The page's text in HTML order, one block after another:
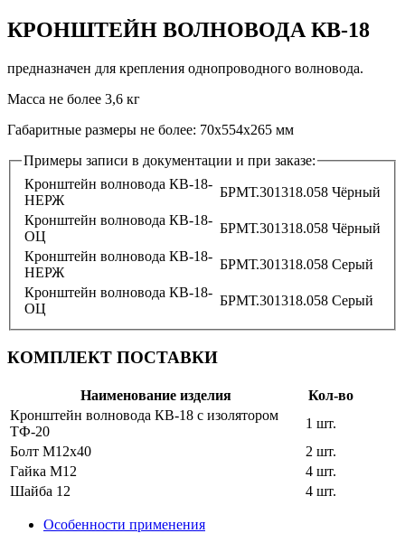
КРОНШТЕЙН ВОЛНОВОДА КВ-18
предназначен для крепления однопроводного волновода.
Масса не более 3,6 кг
Габаритные размеры не более: 70x554х265 мм
Примеры записи в документации и при заказе:
Кронштейн волновода КВ-18-
НЕРЖ
БРМТ.301318.058 Чёрный
Кронштейн волновода КВ-18-
ОЦ
БРМТ.301318.058 Чёрный
Кронштейн волновода КВ-18-
НЕРЖ
БРМТ.301318.058 Серый
Кронштейн волновода КВ-18-
ОЦ
БРМТ.301318.058 Серый
КОМПЛЕКТ ПОСТАВКИ
Наименование изделия
Кол-во
Кронштейн волновода КВ-18 с изолятором
ТФ-20
1 шт.
Болт М12х40
2 шт.
Гайка М12
4 шт.
Шайба 12
4 шт.
Особенности применения